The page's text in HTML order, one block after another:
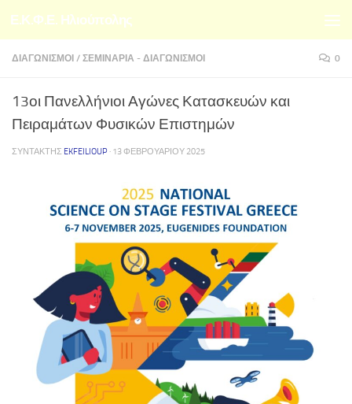
Skip to content
Ε.Κ.Φ.Ε. Ηλιούπολης
ΔΙΑΓΩΝΙΣΜΟΊ / ΣΕΜΙΝΆΡΙΑ - ΔΙΑΓΩΝΙΣΜΟΊ 0
13οι Πανελλήνιοι Αγώνες Κατασκευών και
Πειραμάτων Φυσικών Επιστημών
ΣΥΝΤΆΚΤΗΣ EKFEILIOUP · 13 ΦΕΒΡΟΥΑΡΊΟΥ 2025